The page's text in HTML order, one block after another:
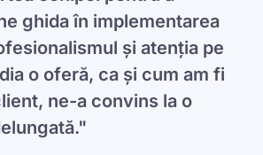
ghida în implementarea
și atenția pe
o oferă, ca și cum am fi
ne-a convins la o